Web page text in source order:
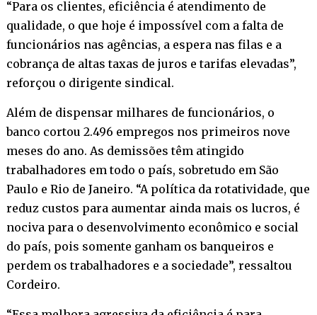
“Para os clientes, eficiência é atendimento de
qualidade, o que hoje é impossível com a falta de
funcionários nas agências, a espera nas filas e a
cobrança de altas taxas de juros e tarifas elevadas”,
reforçou o dirigente sindical.
Além de dispensar milhares de funcionários, o
banco cortou 2.496 empregos nos primeiros nove
meses do ano. As demissões têm atingido
trabalhadores em todo o país, sobretudo em São
Paulo e Rio de Janeiro. “A política da rotatividade, que
reduz custos para aumentar ainda mais os lucros, é
nociva para o desenvolvimento econômico e social
do país, pois somente ganham os banqueiros e
perdem os trabalhadores e a sociedade”, ressaltou
Cordeiro.